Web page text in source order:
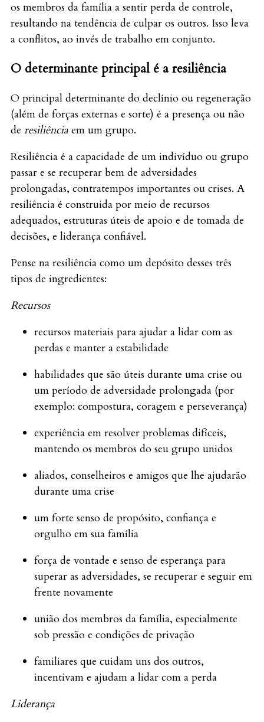
os membros da família a sentir perda de controle,
resultando na tendência de culpar os outros. Isso leva
a conflitos, ao invés de trabalho em conjunto.
O determinante principal é a resiliência
O principal determinante do declínio ou regeneração
(além de forças externas e sorte) é a presença ou não
de resiliência em um grupo.
Resiliência é a capacidade de um indivíduo ou grupo
passar e se recuperar bem de adversidades
prolongadas, contratempos importantes ou crises. A
resiliência é construida por meio de recursos
adequados, estruturas úteis de apoio e de tomada de
decisões, e liderança confiável.
Pense na resiliência como um depósito desses três
tipos de ingredientes:
Recursos
recursos materiais para ajudar a lidar com as
perdas e manter a estabilidade
habilidades que são úteis durante uma crise ou
um período de adversidade prolongada (por
exemplo: compostura, coragem e perseverança)
experiência em resolver problemas difíceis,
mantendo os membros do seu grupo unidos
aliados, conselheiros e amigos que lhe ajudarão
durante uma crise
um forte senso de propósito, confiança e
orgulho em sua família
força de vontade e senso de esperança para
superar as adversidades, se recuperar e seguir em
frente novamente
união dos membros da família, especialmente
sob pressão e condições de privação
familiares que cuidam uns dos outros,
incentivam e ajudam a lidar com a perda
Liderança